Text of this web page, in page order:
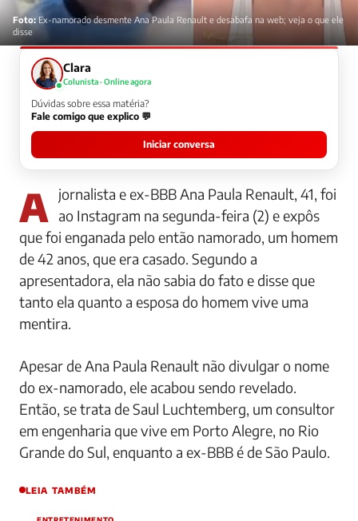
Foto: Ex-namorado desmente Ana Paula Renault e desabafa na web; veja o que ele
disse
Clara
Colunista · Online agora
Dúvidas sobre essa matéria?
Fale comigo que explico 💬
Iniciar conversa
A jornalista e ex-BBB Ana Paula Renault, 41, foi ao Instagram na segunda-feira (2) e expôs
que foi enganada pelo então namorado, um homem
de 42 anos, que era casado. Segundo a
apresentadora, ela não sabia do fato e disse que
tanto ela quanto a esposa do homem vive uma
mentira.
Apesar de Ana Paula Renault não divulgar o nome
do ex-namorado, ele acabou sendo revelado.
Então, se trata de Saul Luchtemberg, um consultor
em engenharia que vive em Porto Alegre, no Rio
Grande do Sul, enquanto a ex-BBB é de São Paulo.
LEIA TAMBÉM